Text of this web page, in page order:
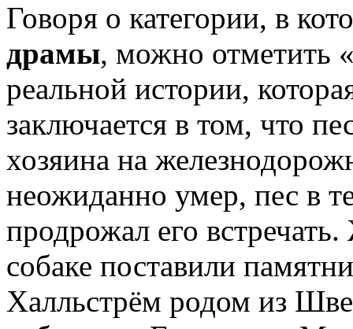
Говоря о категории, в
драмы, можно отметить
реальной истории,
заключается в том, что
хозяина на
неожиданно умер, пес в
продрожал его
собаке поставили
Халльстрём родом из